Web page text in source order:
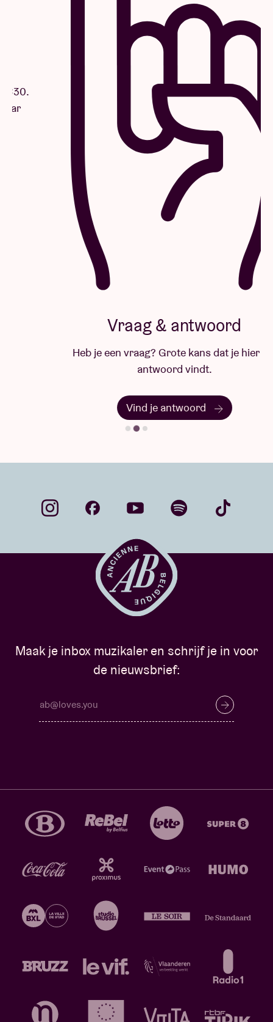
Vraag & antwoord
Heb je een vraag? Grote kans dat je hier het
antwoord vindt.
Vind je antwoord
Maak je inbox muzikaler en schrijf je in voor
de nieuwsbrief: